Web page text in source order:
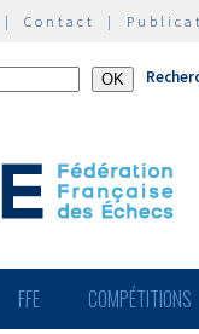
| Contact |
FFE COMPÉTITIONS